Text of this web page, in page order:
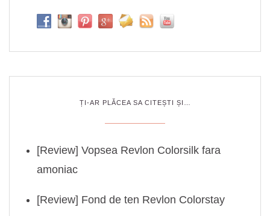
ȚI-AR PLĂCEA SA CITEȘTI ȘI…
[Review] Vopsea Revlon Colorsilk fara
amoniac
[Review] Fond de ten Revlon Colorstay